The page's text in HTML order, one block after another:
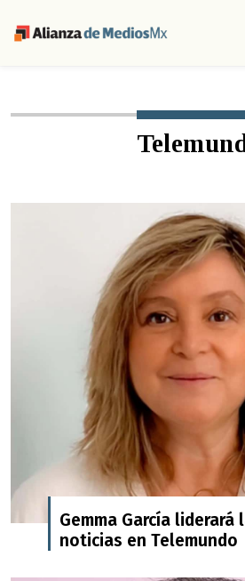
Gemma García liderará
noticias en Telemundo